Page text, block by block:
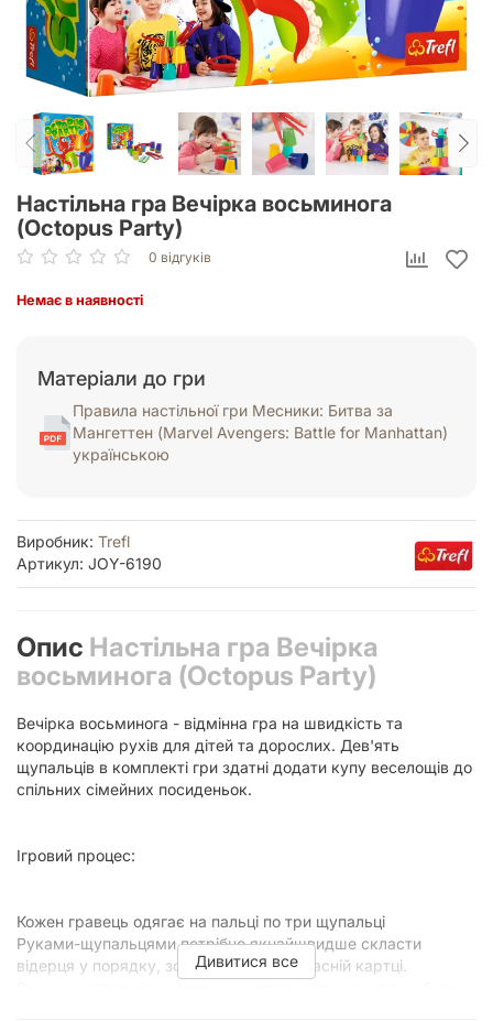
Настільна гра Вечірка восьминога
(Octopus Party)
0 відгуків
Немає в наявності
Матеріали до гри
Правила настільної гри Месники: Битва за
Мангеттен (Marvel Avengers: Battle for Manhattan)
українською
Виробник: Trefl
Артикул: JOY-6190
Опис Настільна гра Вечірка
восьминога (Octopus Party)
Вечірка восьминога - відмінна гра на швидкість та
координацію рухів для дітей та дорослих. Дев'ять
щупальців в комплекті гри здатні додати купу веселощів до
спільних сімейних посиденьок.
Ігровий процес:
Кожен гравець одягає на пальці по три щупальці
Руками-щупальцями потрібно якнайшвидше скласти
відерця у порядку, зображеному на власній картці.
Дивитися все